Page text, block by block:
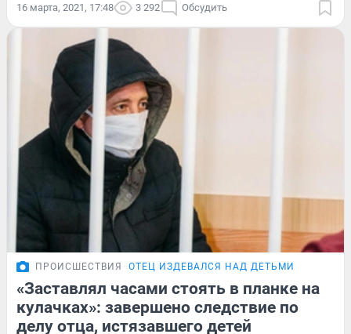
16 марта, 2021, 17:48 3 292 Обсудить
ПРОИСШЕСТВИЯ ОТЕЦ ИЗДЕВАЛСЯ НАД ДЕТЬМИ
«Заставлял часами стоять в планке на
кулачках»: завершено следствие по
делу отца, истязавшего детей